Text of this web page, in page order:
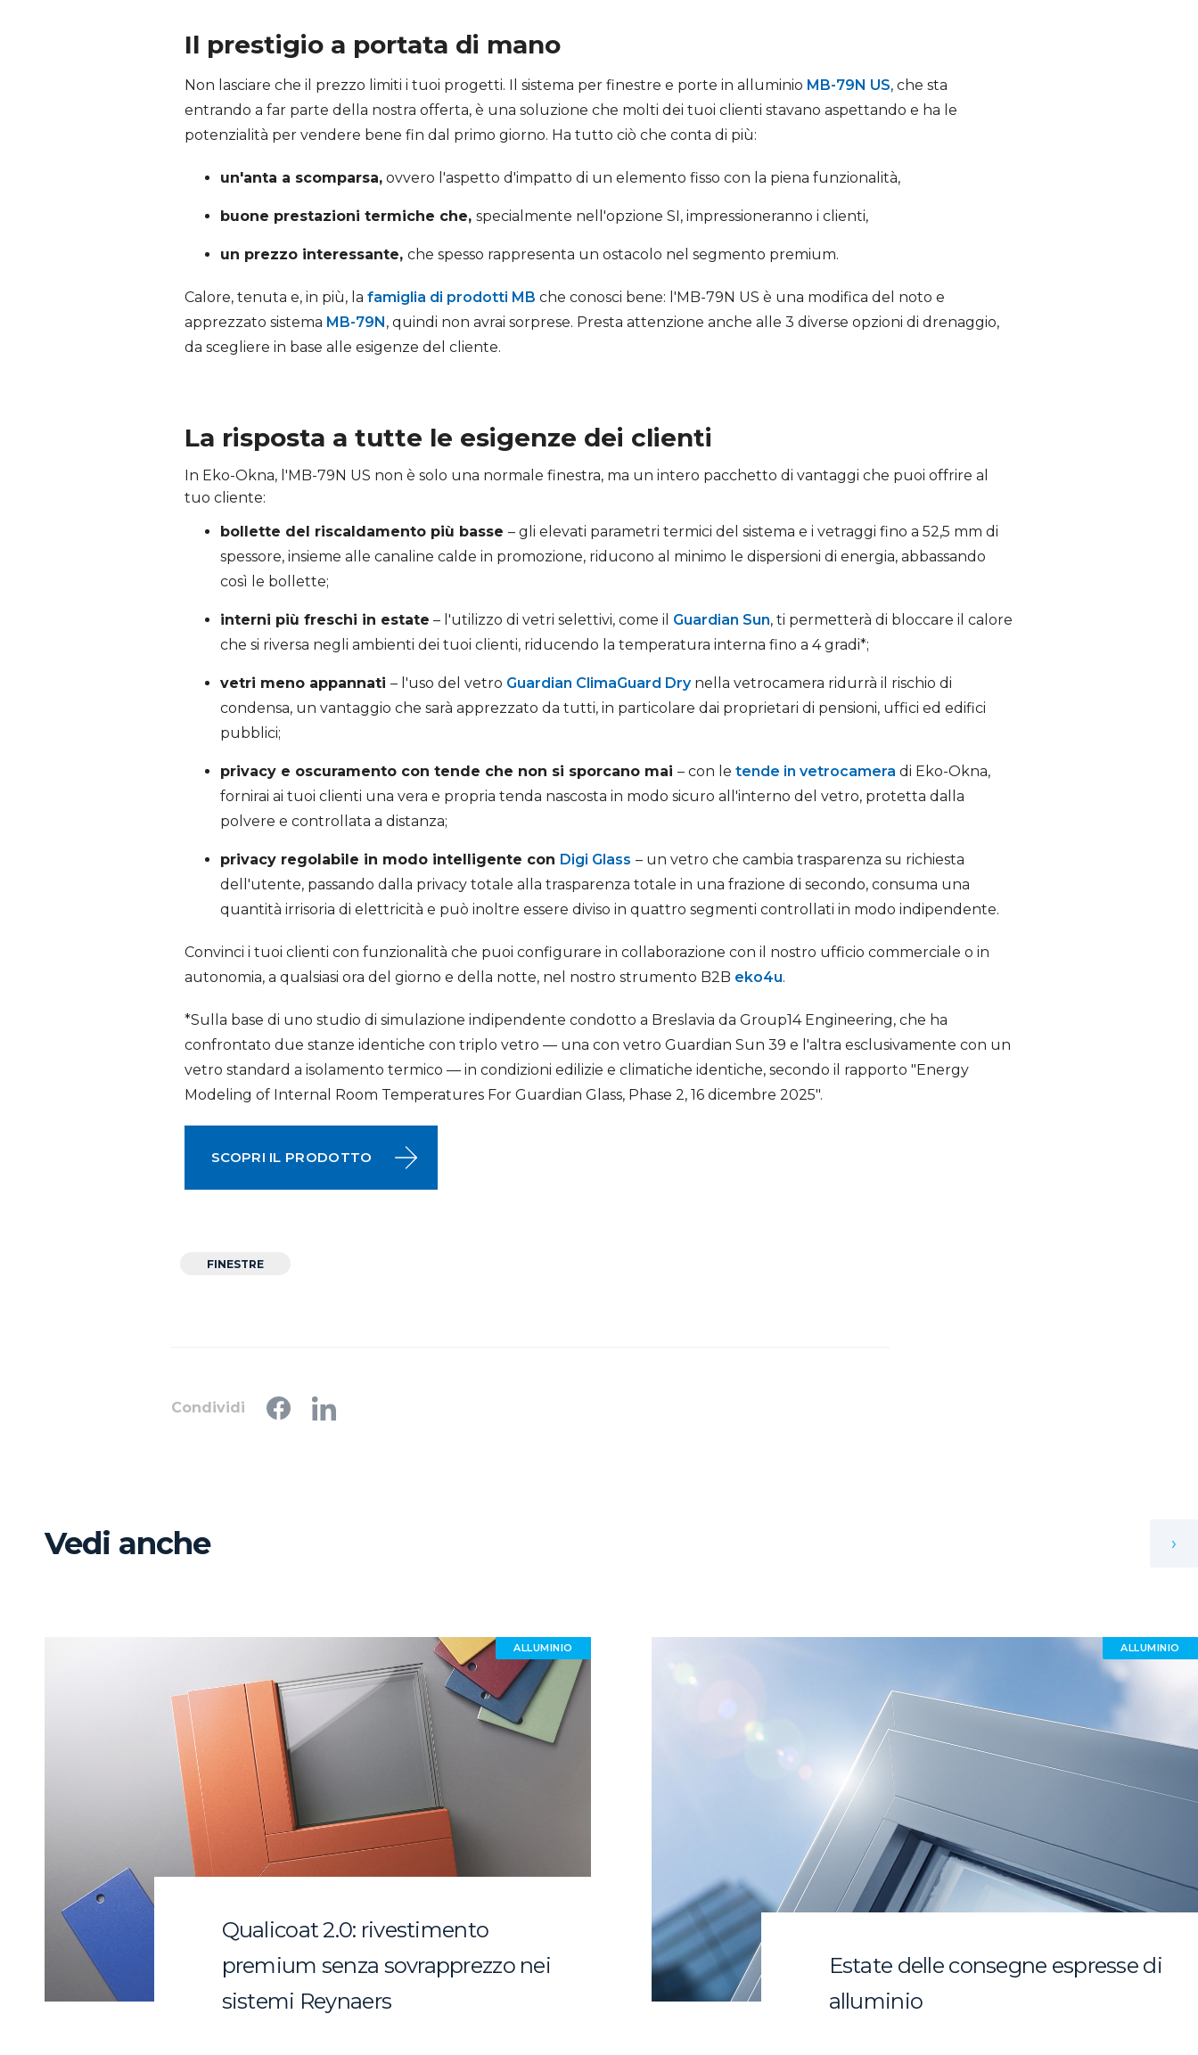
Il prestigio a portata di mano
Non lasciare che il prezzo limiti i tuoi progetti. Il sistema per finestre e porte in alluminio MB-79N US, che sta
entrando a far parte della nostra offerta, è una soluzione che molti dei tuoi clienti stavano aspettando e ha le
potenzialità per vendere bene fin dal primo giorno. Ha tutto ciò che conta di più:
un'anta a scomparsa, ovvero l'aspetto d'impatto di un elemento fisso con la piena funzionalità,
buone prestazioni termiche che, specialmente nell'opzione SI, impressioneranno i clienti,
un prezzo interessante, che spesso rappresenta un ostacolo nel segmento premium.
Calore, tenuta e, in più, la famiglia di prodotti MB che conosci bene: l'MB-79N US è una modifica del noto e
apprezzato sistema MB-79N, quindi non avrai sorprese. Presta attenzione anche alle 3 diverse opzioni di drenaggio,
da scegliere in base alle esigenze del cliente.
La risposta a tutte le esigenze dei clienti
In Eko-Okna, l'MB-79N US non è solo una normale finestra, ma un intero pacchetto di vantaggi che puoi offrire al
tuo cliente:
bollette del riscaldamento più basse – gli elevati parametri termici del sistema e i vetraggi fino a 52,5 mm di
spessore, insieme alle canaline calde in promozione, riducono al minimo le dispersioni di energia, abbassando
così le bollette;
interni più freschi in estate – l'utilizzo di vetri selettivi, come il Guardian Sun, ti permetterà di bloccare il calore
che si riversa negli ambienti dei tuoi clienti, riducendo la temperatura interna fino a 4 gradi*;
vetri meno appannati – l'uso del vetro Guardian ClimaGuard Drynella vetrocamera ridurrà il rischio di
condensa, un vantaggio che sarà apprezzato da tutti, in particolare dai proprietari di pensioni, uffici ed edifici
pubblici;
privacy e oscuramento con tende che non si sporcano mai – con le tende in vetrocamera di Eko-Okna,
fornirai ai tuoi clienti una vera e propria tenda nascosta in modo sicuro all'interno del vetro, protetta dalla
polvere e controllata a distanza;
privacy regolabile in modo intelligente con Digi Glass – un vetro che cambia trasparenza su richiesta
dell'utente, passando dalla privacy totale alla trasparenza totale in una frazione di secondo, consuma una
quantità irrisoria di elettricità e può inoltre essere diviso in quattro segmenti controllati in modo indipendente.
Convinci i tuoi clienti con funzionalità che puoi configurare in collaborazione con il nostro ufficio commerciale o in
autonomia, a qualsiasi ora del giorno e della notte, nel nostro strumento B2B eko4u.
*Sulla base di uno studio di simulazione indipendente condotto a Breslavia da Group14 Engineering, che ha
confrontato due stanze identiche con triplo vetro — una con vetro Guardian Sun 39 e l'altra esclusivamente con un
vetro standard a isolamento termico — in condizioni edilizie e climatiche identiche, secondo il rapporto "Energy
Modeling of Internal Room Temperatures For Guardian Glass, Phase 2, 16 dicembre 2025".
SCOPRI IL PRODOTTO
FINESTRE
Condividi
Vedi anche
Qualicoat 2.0: rivestimento
premium senza sovrapprezzo nei
sistemi Reynaers
ALLUMINIO
Estate delle consegne espresse di
alluminio
ALLUMINIO
›